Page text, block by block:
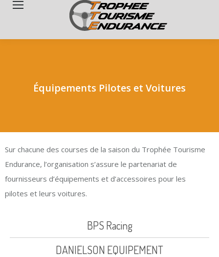
Équipements Pilotes et Voitures
Sur chacune des courses de la saison du Trophée Tourisme
Endurance, l’organisation s’assure le partenariat de
fournisseurs d’équipements et d’accessoires pour les
pilotes et leurs voitures.
BPS Racing
DANIELSON EQUIPEMENT